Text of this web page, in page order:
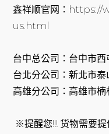
鑫祥顺官网：
us.html
台中总公司：台中市
台北分公司：新北市泰
高雄分公司：高雄市
※提醒您!!! 货物需要